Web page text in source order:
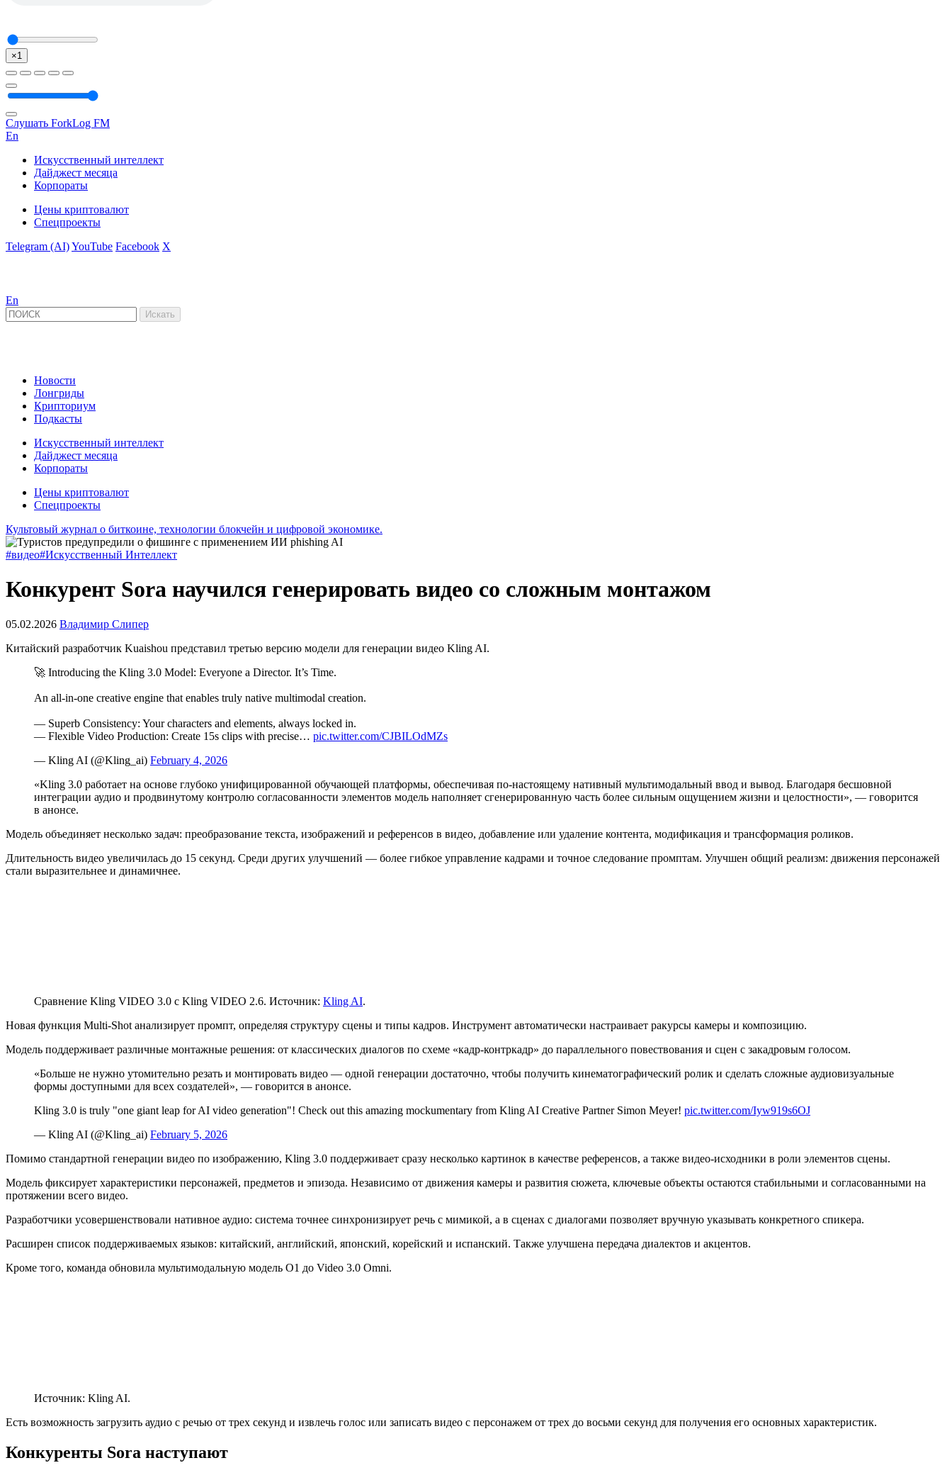
×1
Слушать ForkLog FM
En
Искусственный интеллект
Дайджест месяца
Корпораты
Цены криптовалют
Спецпроекты
Telegram (AI)YouTube Facebook X
En
Новости
Лонгриды
Крипториум
Подкасты
Искусственный интеллект
Дайджест месяца
Корпораты
Цены криптовалют
Спецпроекты
Культовый журнал о биткоине, технологии блокчейн и цифровой экономике.
#видео#Искусственный Интеллект
Конкурент Sora научился генерировать видео со сложным монтажом
05.02.2026 Владимир Слипер
Китайский разработчик Kuaishou представил третью версию модели для генерации видео Kling AI.
🚀 Introducing the Kling 3.0 Model: Everyone a Director. It’s Time.
An all-in-one creative engine that enables truly native multimodal creation.
— Superb Consistency: Your characters and elements, always locked in.
— Flexible Video Production: Create 15s clips with precise… pic.twitter.com/CJBILOdMZs
— Kling AI (@Kling_ai) February 4, 2026
«Kling 3.0 работает на основе глубоко унифицированной обучающей платформы, обеспечивая по-настоящему нативный мультимодальный ввод и вывод. Благодаря бесшовной
интеграции аудио и продвинутому контролю согласованности элементов модель наполняет сгенерированную часть более сильным ощущением жизни и целостности», — говорится
в анонсе.
Модель объединяет несколько задач: преобразование текста, изображений и референсов в видео, добавление или удаление контента, модификация и трансформация роликов.
Длительность видео увеличилась до 15 секунд. Среди других улучшений — более гибкое управление кадрами и точное следование промптам. Улучшен общий реализм: движения персонажей
стали выразительнее и динамичнее.
Сравнение Kling VIDEO 3.0 с Kling VIDEO 2.6. Источник: Kling AI.
Новая функция Multi-Shot анализирует промпт, определяя структуру сцены и типы кадров. Инструмент автоматически настраивает ракурсы камеры и композицию.
Модель поддерживает различные монтажные решения: от классических диалогов по схеме «кадр-контркадр» до параллельного повествования и сцен с закадровым голосом.
«Больше не нужно утомительно резать и монтировать видео — одной генерации достаточно, чтобы получить кинематографический ролик и сделать сложные аудиовизуальные
формы доступными для всех создателей», — говорится в анонсе.
Kling 3.0 is truly "one giant leap for AI video generation"! Check out this amazing mockumentary from Kling AI Creative Partner Simon Meyer! pic.twitter.com/Iyw919s6OJ
— Kling AI (@Kling_ai) February 5, 2026
Помимо стандартной генерации видео по изображению, Kling 3.0 поддерживает сразу несколько картинок в качестве референсов, а также видео-исходники в роли элементов сцены.
Модель фиксирует характеристики персонажей, предметов и эпизода. Независимо от движения камеры и развития сюжета, ключевые объекты остаются стабильными и согласованными на
протяжении всего видео.
Разработчики усовершенствовали нативное аудио: система точнее синхронизирует речь с мимикой, а в сценах с диалогами позволяет вручную указывать конкретного спикера.
Расширен список поддерживаемых языков: китайский, английский, японский, корейский и испанский. Также улучшена передача диалектов и акцентов.
Кроме того, команда обновила мультимодальную модель O1 до Video 3.0 Omni.
Источник: Kling AI.
Есть возможность загрузить аудио с речью от трех секунд и извлечь голос или записать видео с персонажем от трех до восьми секунд для получения его основных характеристик.
Конкуренты Sora наступают